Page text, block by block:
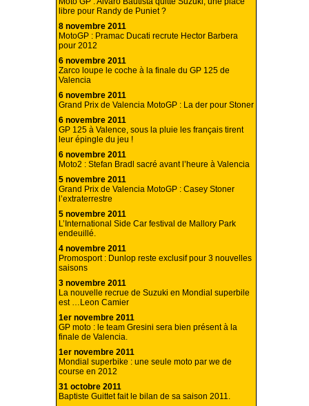
libre pour Randy de Puniet ?
8 novembre 2011
MotoGP : Pramac Ducati recrute Hector Barbera
pour 2012
6 novembre 2011
Zarco loupe le coche à la finale du GP 125 de
Valencia
6 novembre 2011
Grand Prix de Valencia MotoGP : La der pour Stoner
6 novembre 2011
GP 125 à Valence, sous la pluie les français tirent
leur épingle du jeu !
6 novembre 2011
Moto2 : Stefan Bradl sacré avant l’heure à Valencia
5 novembre 2011
Grand Prix de Valencia MotoGP : Casey Stoner
l’extraterrestre
5 novembre 2011
L’International Side Car festival de Mallory Park
endeuillé.
4 novembre 2011
Promosport : Dunlop reste exclusif pour 3 nouvelles
saisons
3 novembre 2011
La nouvelle recrue de Suzuki en Mondial superbile
est …Leon Camier
1er novembre 2011
GP moto : le team Gresini sera bien présent à la
finale de Valencia.
1er novembre 2011
Mondial superbike : une seule moto par we de
course en 2012
31 octobre 2011
Baptiste Guittet fait le bilan de sa saison 2011.